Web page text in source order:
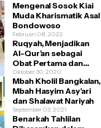
Mengenal Sosok Kiai
Muda Kharismatik Asal
Bondowoso
Februari 08, 2022
Ruqyah, Menjadikan
Al-Qur’an sebagai
Obat Pertama dan
Utama
Oktober 30, 2020
Mbah Kholil Bangkalan,
Mbah Hasyim Asy’ari
dan Shalawat Nariyah
September 03, 2021
Benarkah Tahlilan